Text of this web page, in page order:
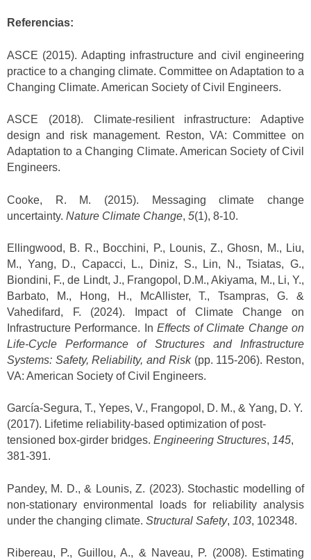
Referencias:
ASCE (2015). Adapting infrastructure and civil engineering
practice to a changing climate. Committee on Adaptation to a
Changing Climate. American Society of Civil Engineers.
ASCE (2018). Climate-resilient infrastructure: Adaptive
design and risk management. Reston, VA: Committee on
Adaptation to a Changing Climate. American Society of Civil
Engineers.
Cooke, R. M. (2015). Messaging climate change
uncertainty. Nature Climate Change, 5(1), 8-10.
Ellingwood, B. R., Bocchini, P., Lounis, Z., Ghosn, M., Liu,
M., Yang, D., Capacci, L., Diniz, S., Lin, N., Tsiatas, G.,
Biondini, F., de Lindt, J., Frangopol, D.M., Akiyama, M., Li, Y.,
Barbato, M., Hong, H., McAllister, T., Tsampras, G. &
Vahedifard, F. (2024). Impact of Climate Change on
Infrastructure Performance. In Effects of Climate Change on
Life-Cycle Performance of Structures and Infrastructure
Systems: Safety, Reliability, and Risk(pp. 115-206). Reston,
VA: American Society of Civil Engineers.
García-Segura, T., Yepes, V., Frangopol, D. M., & Yang, D. Y.
(2017). Lifetime reliability-based optimization of post-
tensioned box-girder bridges. Engineering Structures, 145,
381-391.
Pandey, M. D., & Lounis, Z. (2023). Stochastic modelling of
non-stationary environmental loads for reliability analysis
under the changing climate. Structural Safety, 103, 102348.
Ribereau, P., Guillou, A., & Naveau, P. (2008). Estimating